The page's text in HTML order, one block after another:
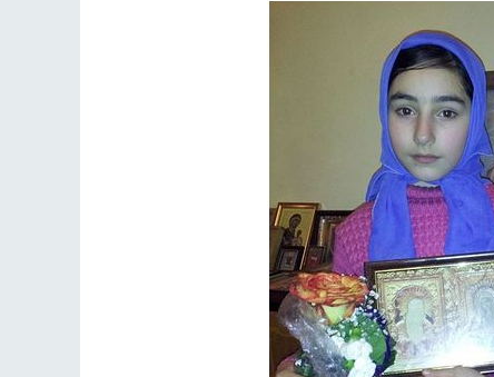
Как найти своё место в жизни
Кирилл Мурышев